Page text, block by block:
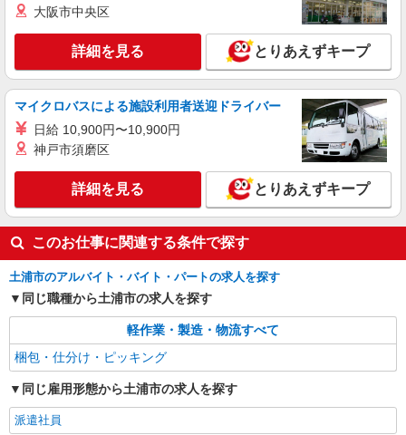
大阪市中央区
詳細を見る とりあえずキープ
マイクロバスによる施設利用者送迎ドライバー
日給 10,900円〜10,900円
神戸市須磨区
詳細を見る とりあえずキープ
このお仕事に関連する条件で探す
土浦市のアルバイト・バイト・パートの求人を探す
同じ職種から土浦市の求人を探す
軽作業・製造・物流すべて
梱包・仕分け・ピッキング
同じ雇用形態から土浦市の求人を探す
派遣社員